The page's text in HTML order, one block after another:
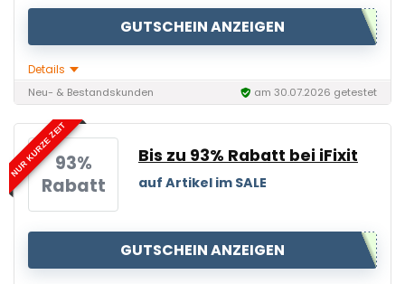
GUTSCHEIN ANZEIGEN
Details
Neu- & Bestandskunden am 30.07.2026 getestet
NUR KURZE ZEIT93%
Rabatt
Bis zu 93% Rabatt bei iFixit
auf Artikel im SALE
GUTSCHEIN ANZEIGEN